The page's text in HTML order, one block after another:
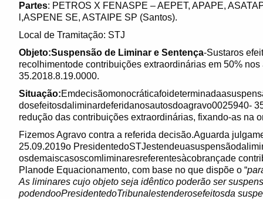
Partes: PETROS X FENASPE – AEPET, APAPE,
l,ASPENE SE, ASTAIPE SP (Santos).
Local de Tramitação: STJ
Objeto:Suspensão de Liminar e Sentença-Sustaros
recolhimentode contribuições extraordinárias em 50%
35.2018.8.19.0000.
Situação:
dosefeitosdaliminardeferidanosautosdoagravo0025940-
redução das contribuições extraordinárias, fixando-as na
Fizemos Agravo contra a referida decisão.Aguarda
25.09.2019o
osdemaiscasoscomliminaresreferentesàcobrançade
Planode Equacionamento, com base no que dispõe o “
As liminares cujo objeto seja idêntico poderão ser
podendooPresidentedoTribunalestenderosefeitosda